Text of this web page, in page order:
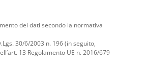
dei dati secondo la normativa
30/6/2003 n. 196 (in seguito,
13 Regolamento UE n. 2016/679